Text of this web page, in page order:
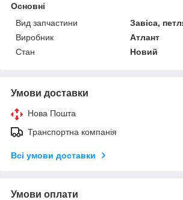
Основні
Вид запчастини
Завіса,
Виробник
Атлант
Стан
Новий
Умови доставки
Нова Пошта
Транспортна компанія
Всі умови доставки
Умови оплати